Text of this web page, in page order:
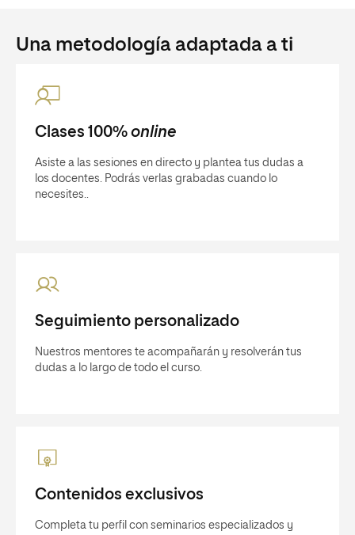
Una metodología adaptada a ti
Clases 100% online
Asiste a las sesiones en directo y plantea tus dudas a
los docentes. Podrás verlas grabadas cuando lo
necesites..
Seguimiento personalizado
Nuestros mentores te acompañarán y resolverán tus
dudas a lo largo de todo el curso.
Contenidos exclusivos
Completa tu perfil con seminarios especializados y